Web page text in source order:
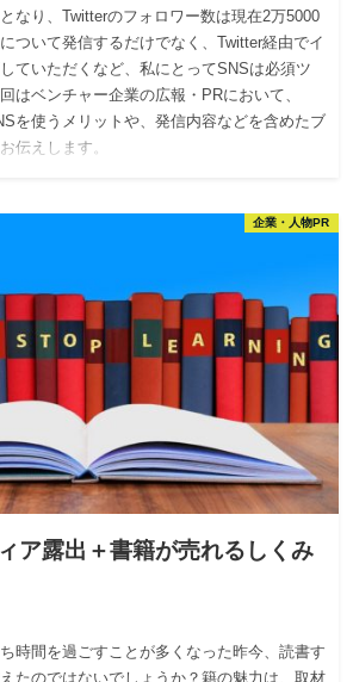
なり、Twitterのフォロワー数は現在2万5000
ついて発信するだけでなく、Twitter経由でイ
ていただくなど、私にとってSNSは必須ツ
はベンチャー企業の広報・PRにおいて、
を使うメリットや、発信内容などを含めたブ
伝えします。
企業・人物PR
ア露出＋書籍が売れるしくみ
時間を過ごすことが多くなった昨今、読書す
たのではないでしょうか？籍の魅力は、取材